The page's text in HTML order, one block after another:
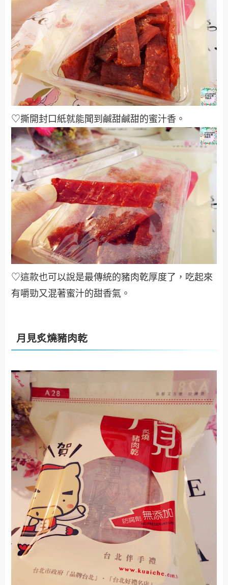
♡撕開封口紙就能聞到鹹甜鹹甜的蜜汁香。
♡這款也可以說是最傳統的豬肉乾厚度了，吃起來
有嚼勁又混著蜜汁的甜香氣。
月見炙燒豬肉乾